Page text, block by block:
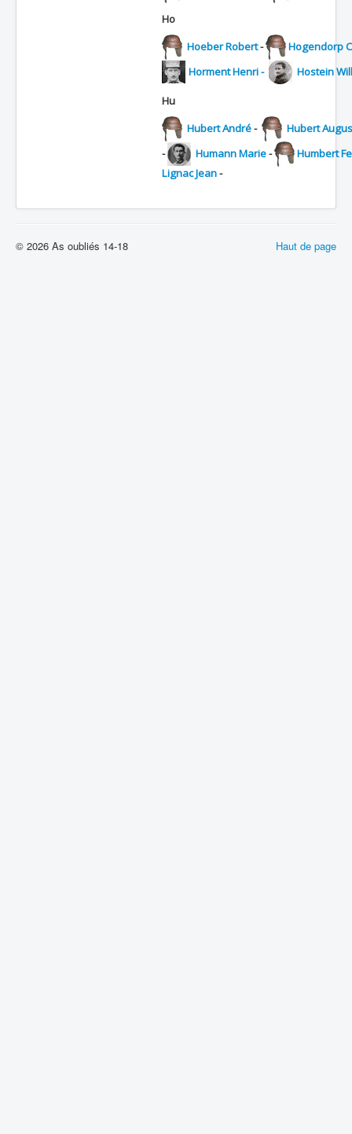
Ho
Hoeber Robert-
Hogendorp
Horment Henri -
Hostein
Hu
Hubert André-
Hubert
-
Humann Marie-
Humbert
Lignac Jean-
Haut de page
© 2026 As oubliés 14-18